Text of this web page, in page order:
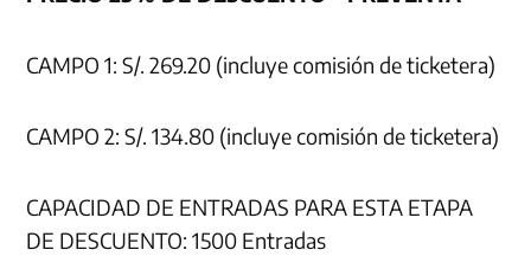
CAMPO 1: S/. 269.20 (incluye comisión de ticketera)
CAMPO 2: S/. 134.80 (incluye comisión de ticketera)
CAPACIDAD DE ENTRADAS PARA ESTA ETAPA
DE DESCUENTO: 1500 Entradas